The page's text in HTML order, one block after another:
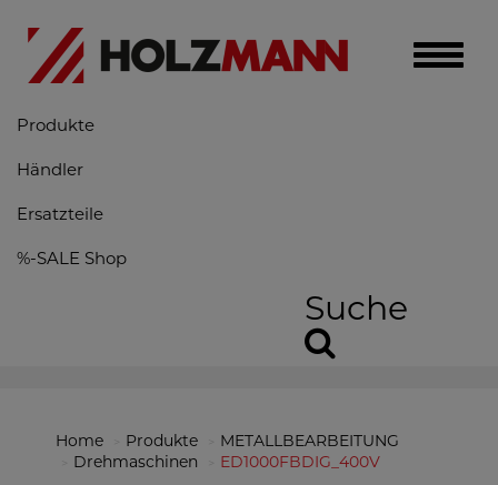
Toggle
Produkte
Händler
Ersatzteile
%-SALE Shop
Suche
Home Produkte
METALLBEARBEITUNG
Drehmaschinen
ED1000FBDIG_400V